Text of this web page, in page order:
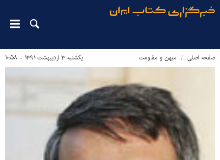
صفحه اصلی میهن و مقاومت یکشنبه ۳ اردیبهشت ۱۳۹۱ - ۱۰:۵۸